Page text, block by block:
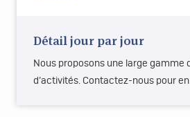
Détail jour par jour
Nous proposons une large gamme
d’activités. Contactez-nous pour